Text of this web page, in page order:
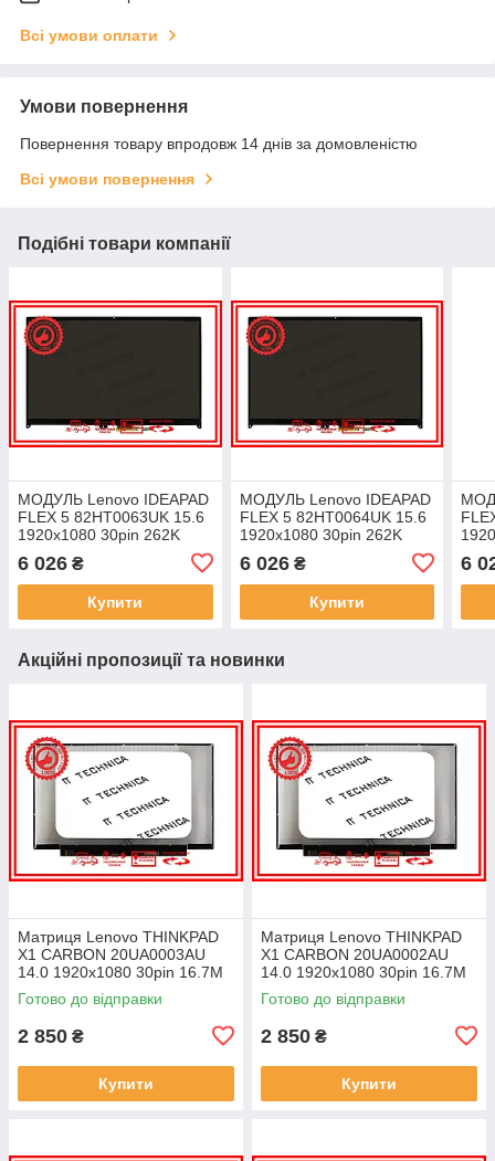
Всі умови оплати
Умови повернення
Повернення товару впродовж 14 днів за домовленістю
Всі умови повернення
Подібні товари компанії
МОДУЛЬ Lenovo IDEAPAD
FLEX 5 82HT0063UK 15.6
1920x1080 30pin 262K
45% NTSC 250 cd/m² для
ноутбука
6 026 ₴
Купити
МОДУЛЬ Lenovo IDEAPAD
FLEX 5 82HT0064UK 15.6
1920x1080 30pin 262K
45% NTSC 250 cd/m² для
ноутбука
6 026₴
Купити
6
Акційні пропозиції та новинки
Матриця Lenovo THINKPAD
X1 CARBON 20UA0003AU
14.0 1920x1080 30pin 16.7M
45% NTSC 300 cd/m² для
ноутбука
Готово до відправки
2 850 ₴
Купити
Матриця Lenovo THINKPAD
X1 CARBON 20UA0002AU
14.0 1920x1080 30pin 16.7M
45% NTSC 300 cd/m² для
ноутбука
Готово до відправки
2 850 ₴
Купити